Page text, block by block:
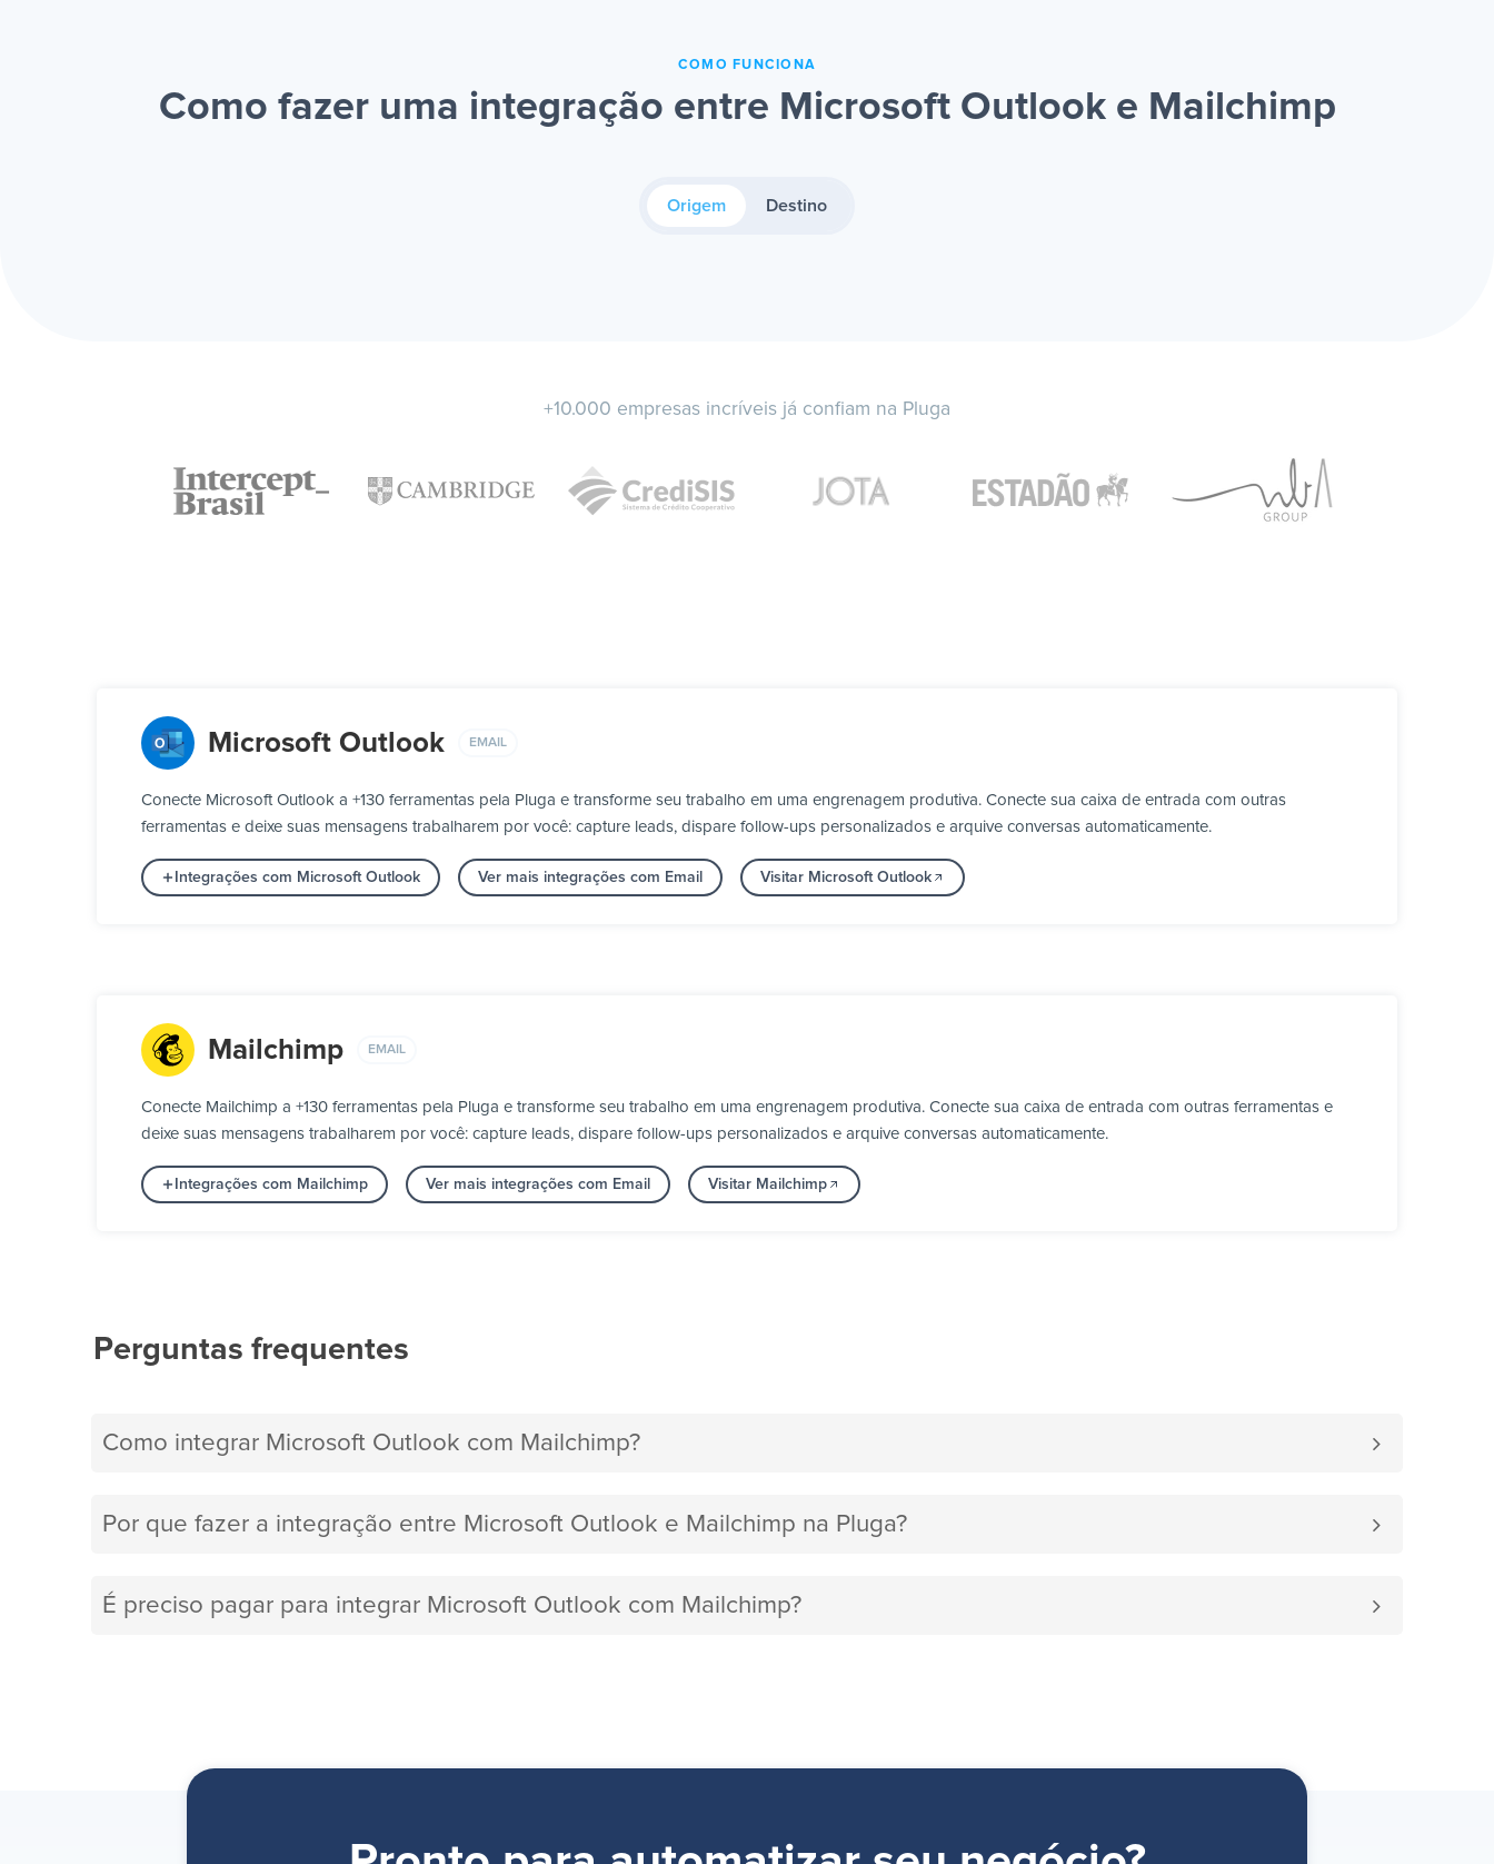
COMO FUNCIONA
Como fazer uma integração entre Microsoft Outlook e Mailchimp
Origem Destino
+10.000 empresas incríveis já confiam na Pluga
Microsoft Outlook EMAIL
Conecte Microsoft Outlook a +130 ferramentas pela Pluga e transforme seu trabalho em uma engrenagem produtiva. Conecte sua caixa de entrada com outras
ferramentas e deixe suas mensagens trabalharem por você: capture leads, dispare follow-ups personalizados e arquive conversas automaticamente.
Integrações com Microsoft Outlook Ver mais integrações com Email Visitar Microsoft Outlook
Mailchimp EMAIL
Conecte Mailchimp a +130 ferramentas pela Pluga e transforme seu trabalho em uma engrenagem produtiva. Conecte sua caixa de entrada com outras ferramentas e
deixe suas mensagens trabalharem por você: capture leads, dispare follow-ups personalizados e arquive conversas automaticamente.
Integrações com Mailchimp Ver mais integrações com Email Visitar Mailchimp
Perguntas frequentes
Como integrar Microsoft Outlook com Mailchimp?
Por que fazer a integração entre Microsoft Outlook e Mailchimp na Pluga?
É preciso pagar para integrar Microsoft Outlook com Mailchimp?